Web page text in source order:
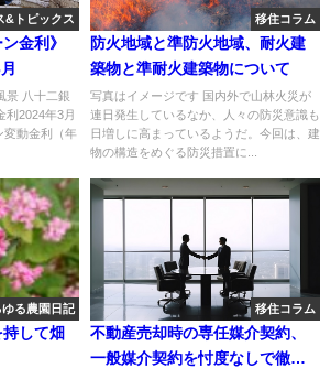
&トピックス
金利》
景 八十二銀
2024年3月
変動金利（年
移住コラム
防火地域と準防火地域、耐火建
築物と準耐火建築物について
写真はイメージです 国内外で山林火災が
連日発生しているなか、人々の防災意識も
日増しに高まっているようだ。今回は、建
物の構造をめぐる防災措置に...
ゆる農園日記
して畑
移住コラム
不動産売却時の専任媒介契約、
一般媒介契約を忖度なしで徹底